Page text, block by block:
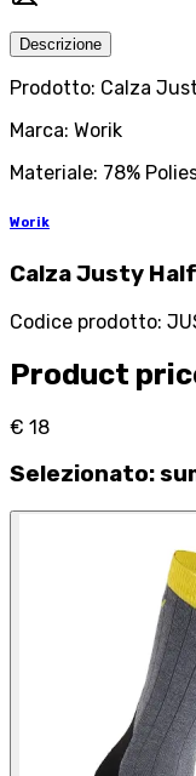
Descrizione
Prodotto: Calza
Marca: Worik
Materiale: 78%
Worik
Calza Justy
Codice prodotto:
Product
€ 18
Selezionato: